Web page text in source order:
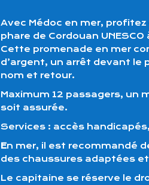
Avec Médoc en mer,
phare de Cordouan
Cette promenade en mer
d’argent, un arrêt devant le
nom et retour.
Maximum 12 passagers, un
soit assurée.
Services : accès
En mer, il est recommandé
des chaussures adaptées
Le capitaine se réserve le